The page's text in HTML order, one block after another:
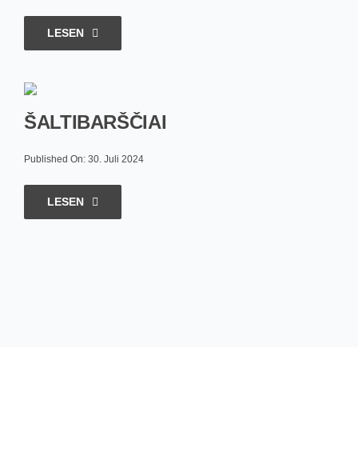
LESEN
ŠALTIBARŠČIAI
Published On: 30. Juli 2024
LESEN